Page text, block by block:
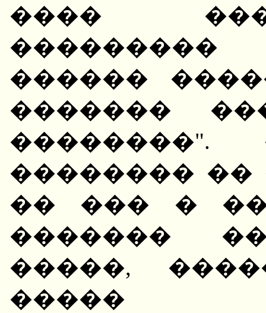
����
������
�������
��������".
�������� ��
�� ��� �
�������
�����,
�����